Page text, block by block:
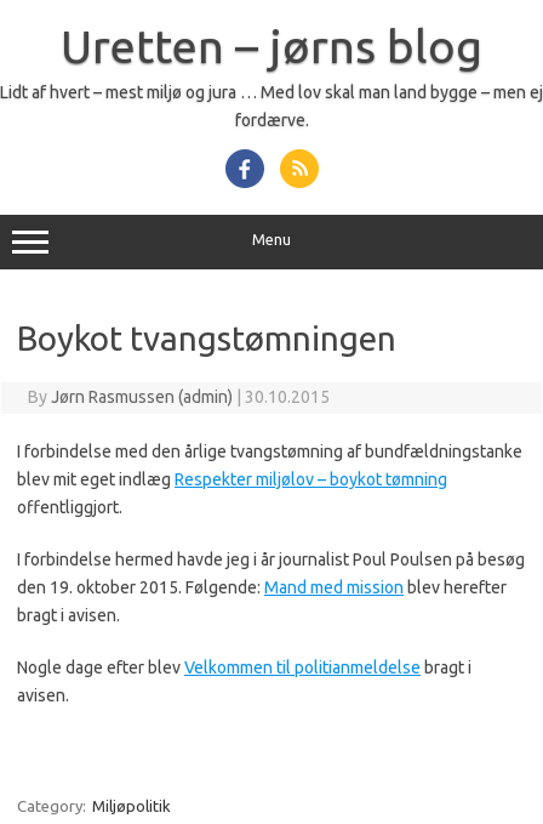
Uretten – jørns blog
Lidt af hvert – mest miljø og jura … Med lov skal man land bygge – men ej
fordærve.
Menu
Boykot tvangstømningen
ByJørn Rasmussen (admin) 30.10.2015
I forbindelse med den årlige tvangstømning af bundfældningstanke
blev mit eget indlæg Respekter miljølov – boykot tømning
offentliggjort.
I forbindelse hermed havde jeg i år journalist Poul Poulsen på besøg
den 19. oktober 2015. Følgende: Mand med mission blev herefter
bragt i avisen.
Nogle dage efter blevVelkommen til politianmeldelse bragt i
avisen.
Category: Miljøpolitik